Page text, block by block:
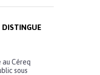
DISTINGUE
au Céreq
sous